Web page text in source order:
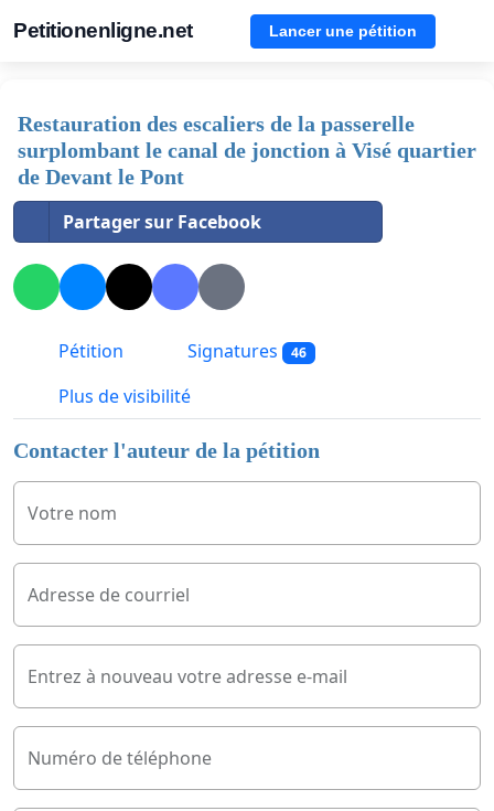
Petitionenligne.net Lancer une pétition
Restauration des escaliers de la passerelle
surplombant le canal de jonction à Visé quartier
de Devant le Pont
Partager sur Facebook
Pétition Signatures 46
Plus de visibilité
Contacter l'auteur de la pétition
Votre nom
Adresse de courriel
Entrez à nouveau votre adresse e-mail
Numéro de téléphone